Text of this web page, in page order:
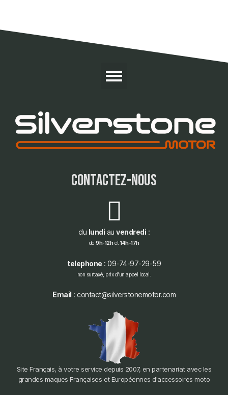
contactez-nous
du lundi au vendredi :
de 9h-12het 14h-17h
telephone : 09-74-97-29-59
non surtaxé, prix d'un appel local.
Email : contact@silverstonemotor.com
Site Français, à votre service depuis 2007, en partenariat avec les
grandes maques Françaises et Européennes d'accessoires moto